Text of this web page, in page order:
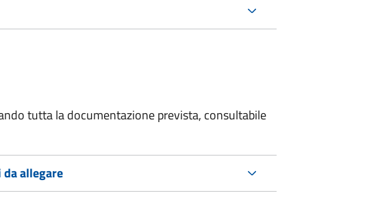
tutta la documentazione prevista, consultabile
allegare